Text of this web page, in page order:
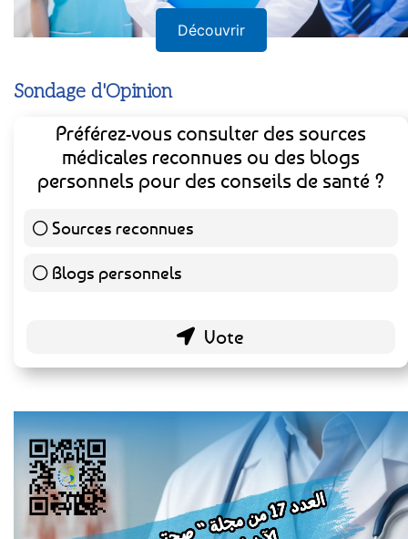
Découvrir
Sondage d'Opinion
Préférez-vous consulter des sources
médicales reconnues ou des blogs
personnels pour des conseils de santé ?
Sources reconnues
Blogs personnels